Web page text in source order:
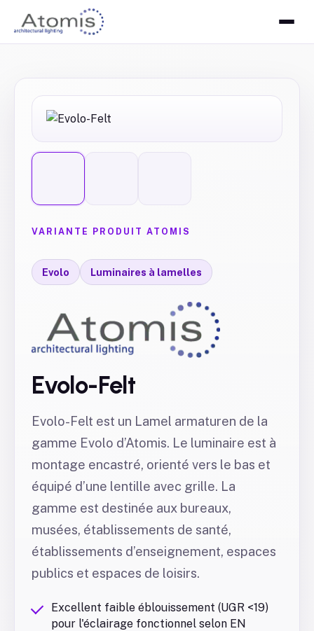
VARIANTE PRODUIT ATOMIS
Evolo Luminaires à lamelles
Evolo-Felt
Evolo-Felt est un Lamel armaturen de la
gamme Evolo d’Atomis. Le luminaire est à
montage encastré, orienté vers le bas et
équipé d’une lentille avec grille. La
gamme est destinée aux bureaux,
musées, établissements de santé,
établissements d’enseignement, espaces
publics et espaces de loisirs.
Excellent faible éblouissement (UGR <19)
pour l'éclairage fonctionnel selon EN